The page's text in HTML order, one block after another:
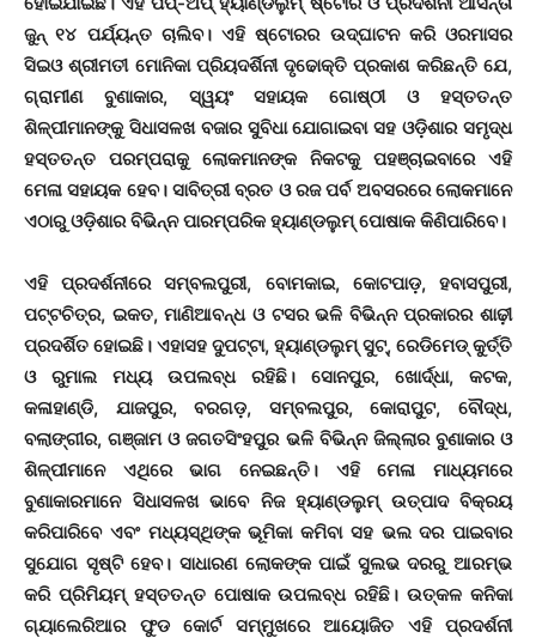
ଜୁନ୍ ୧୪ ପର୍ଯ୍ୟନ୍ତ ଚାଲିବ। ଏହି ଷ୍ଟୋରର ଉଦ୍ଘାଟନ କରି ଓରମାସର
ସିଇଓ ଶ୍ରୀମତୀ ମୋନିକା ପ୍ରିୟଦର୍ଶିନୀ ଦୃଢୋକ୍ତି ପ୍ରକାଶ କରିଛନ୍ତି ଯେ,
ଗ୍ରାମୀଣ ବୁଣାକାର, ସ୍ୱୟଂ ସହାୟକ ଗୋଷ୍ଠୀ ଓ ହସ୍ତତନ୍ତ
ଶିଳ୍ପୀମାନଙ୍କୁ ସିଧାସଳଖ ବଜାର ସୁବିଧା ଯୋଗାଇବା ସହ ଓଡ଼ିଶାର ସମୃଦ୍ଧ
ହସ୍ତତନ୍ତ ପରମ୍ପରାକୁ ଲୋକମାନଙ୍କ ନିକଟକୁ ପହଞ୍ଚାଇବାରେ ଏହି
ମେଳା ସହାୟକ ହେବ। ସାବିତ୍ରୀ ବ୍ରତ ଓ ରଜ ପର୍ବ ଅବସରରେ ଲୋକମାନେ
ଏଠାରୁ ଓଡ଼ିଶାର ବିଭିନ୍ନ ପାରମ୍ପରିକ ହ୍ୟାଣ୍ଡଲୁମ୍ ପୋଷାକ କିଣିପାରିବେ।
ଏହି ପ୍ରଦର୍ଶନୀରେ ସମ୍ବଲପୁରୀ, ବୋମକାଇ, କୋଟପାଡ଼, ହବାସପୁରୀ,
ପଟ୍ଟଚିତ୍ର, ଇକତ, ମାଣିଆବନ୍ଧ ଓ ଟସର ଭଳି ବିଭିନ୍ନ ପ୍ରକାରର ଶାଢ଼ୀ
ପ୍ରଦର୍ଶିତ ହୋଇଛି। ଏହାସହ ଦୁପଟ୍ଟା, ହ୍ୟାଣ୍ଡଲୁମ୍ ସୁଟ୍, ରେଡିମେଡ୍ କୁର୍ତ୍ତି
ଓ ରୁମାଲ ମଧ୍ୟ ଉପଲବ୍ଧ ରହିଛି। ସୋନପୁର, ଖୋର୍ଦ୍ଧା, କଟକ,
କଳାହାଣ୍ଡି, ଯାଜପୁର, ବରଗଡ଼, ସମ୍ବଲପୁର, କୋରାପୁଟ, ବୌଦ୍ଧ,
ବଲାଙ୍ଗୀର, ଗଞ୍ଜାମ ଓ ଜଗତସିଂହପୁର ଭଳି ବିଭିନ୍ନ ଜିଲ୍ଲାର ବୁଣାକାର ଓ
ଶିଳ୍ପୀମାନେ ଏଥିରେ ଭାଗ ନେଇଛନ୍ତି। ଏହି ମେଳା ମାଧ୍ୟମରେ
ବୁଣାକାରମାନେ ସିଧାସଳଖ ଭାବେ ନିଜ ହ୍ୟାଣ୍ଡଲୁମ୍ ଉତ୍ପାଦ ବିକ୍ରୟ
କରିପାରିବେ ଏବଂ ମଧ୍ୟସ୍ଥିଙ୍କ ଭୂମିକା କମିବା ସହ ଭଲ ଦର ପାଇବାର
ସୁଯୋଗ ସୃଷ୍ଟି ହେବ। ସାଧାରଣ ଲୋକଙ୍କ ପାଇଁ ସୁଲଭ ଦରରୁ ଆରମ୍ଭ
କରି ପ୍ରିମିୟମ୍ ହସ୍ତତନ୍ତ ପୋଷାକ ଉପଲବ୍ଧ ରହିଛି। ଉତ୍କଳ କନିକା
ଗ୍ୟାଲେରିଆର ଫୁଡ କୋର୍ଟ ସମ୍ମୁଖରେ ଆୟୋଜିତ ଏହି ପ୍ରଦର୍ଶନୀ